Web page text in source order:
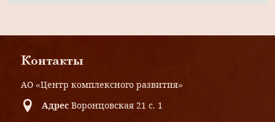
Контакты
АО «Центр комплексного развития»
Адрес Воронцовская 21 с. 1